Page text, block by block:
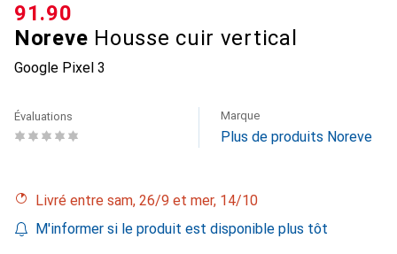
Noreve Housse cuir vertical
Google Pixel 3
CHF
91.90
Évaluations Marque
Plus de produits Noreve
Livré entre sam, 26/9 et mer, 14/10
M'informer si le produit est disponible plus tôt